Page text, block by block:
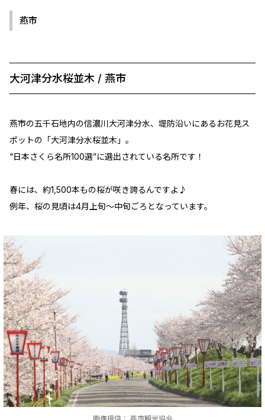
燕市
大河津分水桜並木 / 燕市
燕市の五千石地内の信濃川大河津分水、堤防沿いにあるお花見ス
ポットの「大河津分水桜並木」。
“日本さくら名所100選”に選出されている名所です！
春には、約1,500本もの桜が咲き誇るんですよ♪
例年、桜の見頃は4月上旬～中旬ごろとなっています。